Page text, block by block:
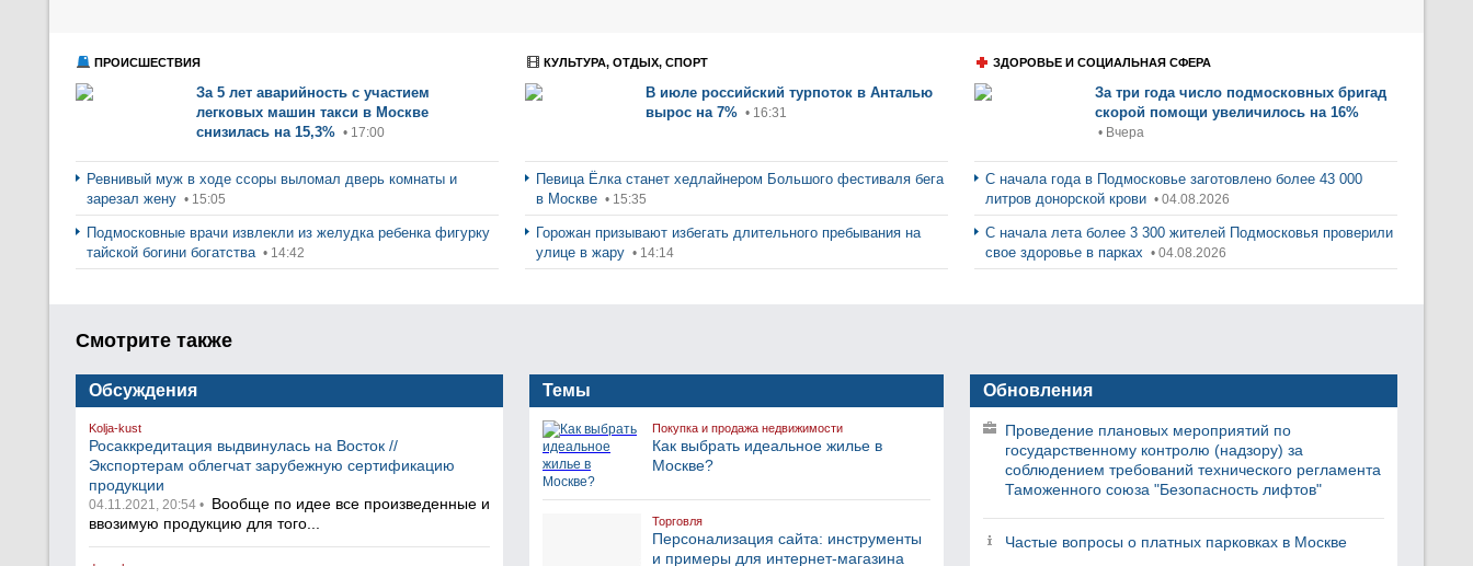
ПРОИСШЕСТВИЯ
За 5 лет аварийность с участием
легковых машин такси в Москве
снизилась на 15,3% • 17:00
Ревнивый муж в ходе ссоры выломал дверь комнаты и
зарезал жену • 15:05
Подмосковные врачи извлекли из желудка ребенка фигурку
тайской богини богатства • 14:42
КУЛЬТУРА, ОТДЫХ, СПОРТ
В июле российский турпоток в Анталью
вырос на 7% • 16:31
Певица Ёлка станет хедлайнером Большого фестиваля бега
в Москве • 15:35
Горожан призывают избегать длительного пребывания на
улице в жару • 14:14
ЗДОРОВЬЕ И СОЦИАЛЬНАЯ СФЕРА
За три года число подмосковных бригад
скорой помощи увеличилось на 16%
• Вчера
С начала года в Подмосковье заготовлено более 43 000
литров донорской крови • 04.08.2026
С начала лета более 3 300 жителей Подмосковья проверили
свое здоровье в парках • 04.08.2026
Смотрите также
Обсуждения
Kolja-kust
Росаккредитация выдвинулась на Восток //
Экспортерам облегчат зарубежную сертификацию
продукции
04.11.2021, 20:54 • Вообще по идее все произведенные и
ввозимую продукцию для того...
Темы
Покупка и продажа недвижимости
Как выбрать идеальное жилье в
Москве?
Торговля
Персонализация сайта: инструменты
и примеры для интернет-магазина
Обновления
Проведение плановых мероприятий по
государственному контролю (надзору) за
соблюдением требований технического регламента
Таможенного союза "Безопасность лифтов"
Частые вопросы о платных парковках в Москве